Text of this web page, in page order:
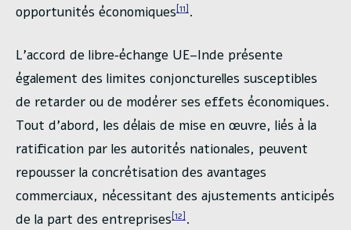
opportunités économiques[11].
L’accord de libre‑échange UE–Inde présente
également des limites conjoncturelles susceptibles
de retarder ou de modérer ses effets économiques.
Tout d’abord, les délais de mise en œuvre, liés à la
ratification par les autorités nationales, peuvent
repousser la concrétisation des avantages
commerciaux, nécessitant des ajustements anticipés
de la part des entreprises[12].